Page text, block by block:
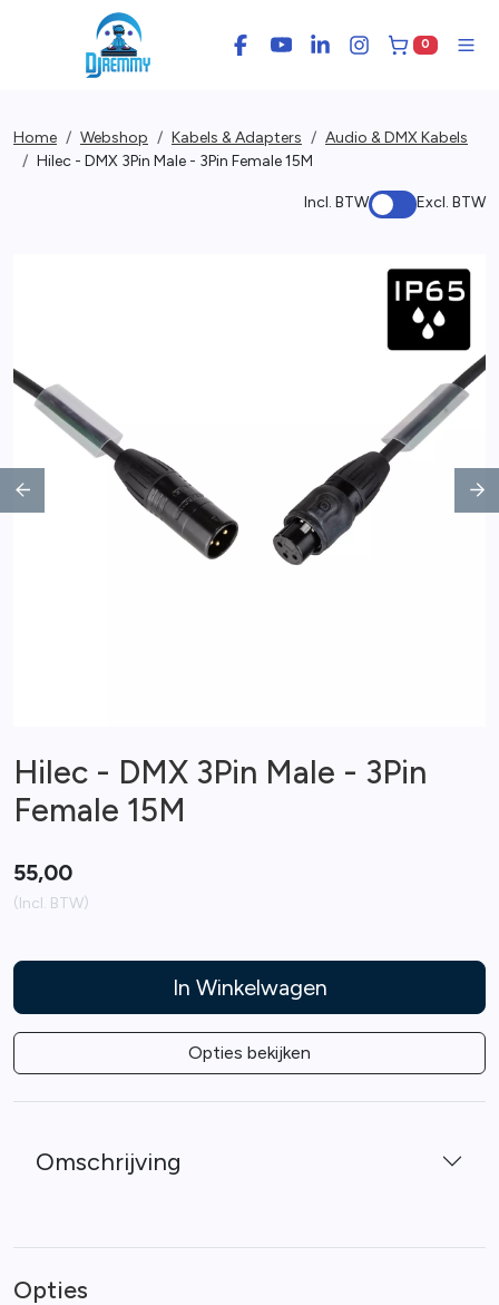
Facebook
YouTubeLinkedInInstagram
0
Home Webshop Kabels & Adapters
Audio & DMX Kabels
Hilec - DMX 3Pin Male - 3Pin Female 15M
Incl. BTW Excl. BTW
Previous
Hilec - DMX 3Pin Male - 3Pin
Female 15M
55,00
(Incl. BTW)
In Winkelwagen
Opties bekijken
Omschrijving
Opties